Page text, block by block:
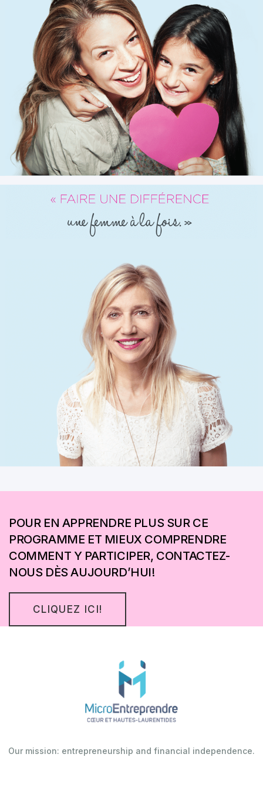
POUR EN APPRENDRE PLUS SUR CE
PROGRAMME ET MIEUX COMPRENDRE
COMMENT Y PARTICIPER, CONTACTEZ-
NOUS DÈS AUJOURD’HUI!
CLIQUEZ ICI!
Our mission: entrepreneurship and financial independence.